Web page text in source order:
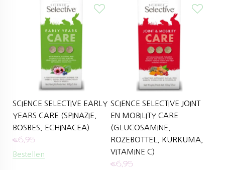
SCIENCE SELECTIVE EARLY
YEARS CARE (SPINAZIE,
BOSBES, ECHINACEA)
€6,95
Bestellen
SCIENCE SELECTIVE JOINT
EN MOBILITY CARE
(GLUCOSAMINE,
ROZEBOTTEL, KURKUMA,
VITAMINE C)
€6,95